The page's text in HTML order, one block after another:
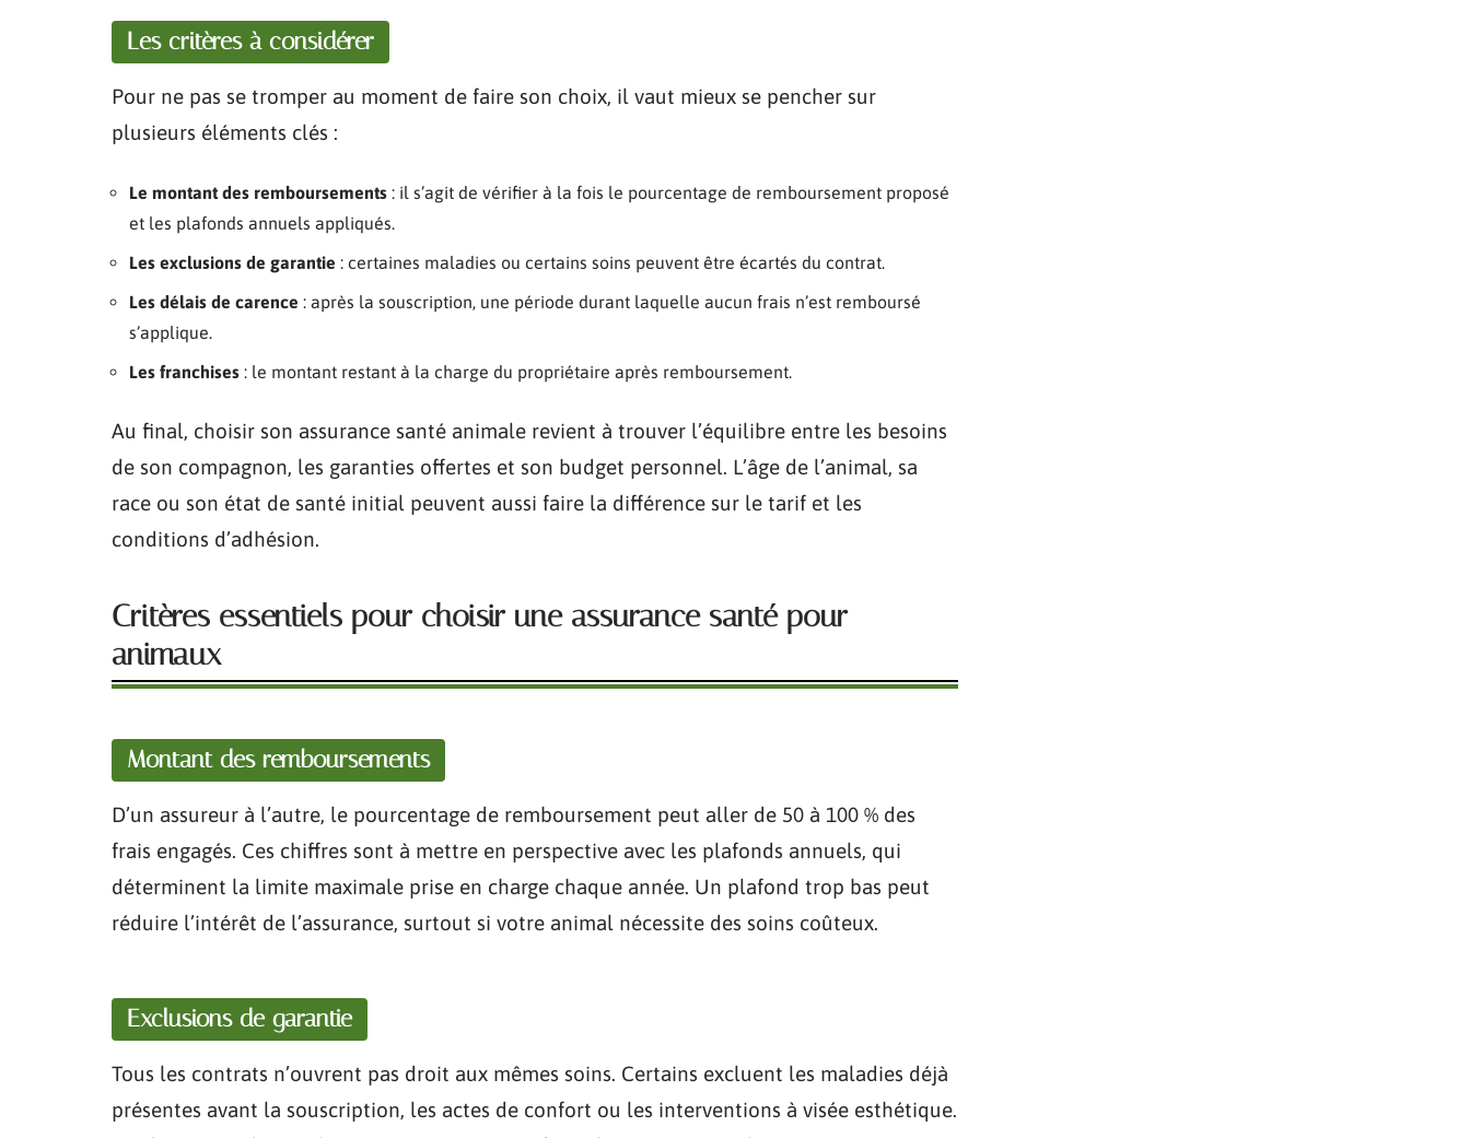
Les critères à considérer
Pour ne pas se tromper au moment de faire son choix, il vaut mieux se pencher sur
plusieurs éléments clés :
Le montant des remboursements : il s’agit de vérifier à la fois le pourcentage de remboursement proposé
et les plafonds annuels appliqués.
Les exclusions de garantie : certaines maladies ou certains soins peuvent être écartés du contrat.
Les délais de carence : après la souscription, une période durant laquelle aucun frais n’est remboursé
s’applique.
Les franchises : le montant restant à la charge du propriétaire après remboursement.
Au final, choisir son assurance santé animale revient à trouver l’équilibre entre les besoins
de son compagnon, les garanties offertes et son budget personnel. L’âge de l’animal, sa
race ou son état de santé initial peuvent aussi faire la différence sur le tarif et les
conditions d’adhésion.
Critères essentiels pour choisir une assurance santé pour
animaux
Montant des remboursements
D’un assureur à l’autre, le pourcentage de remboursement peut aller de 50 à 100 % des
frais engagés. Ces chiffres sont à mettre en perspective avec les plafonds annuels, qui
déterminent la limite maximale prise en charge chaque année. Un plafond trop bas peut
réduire l’intérêt de l’assurance, surtout si votre animal nécessite des soins coûteux.
Exclusions de garantie
Tous les contrats n’ouvrent pas droit aux mêmes soins. Certains excluent les maladies déjà
présentes avant la souscription, les actes de confort ou les interventions à visée esthétique.